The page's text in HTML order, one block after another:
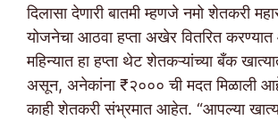
दिलासा देणारी बातमी म्हणजे नमो शेतकरी
योजनेचा आठवा हप्ता अखेर वितरित
महिन्यात हा हप्ता थेट शेतकऱ्यांच्या बँक
असून, अनेकांना ₹२००० ची मदत मिळाली
काही शेतकरी संभ्रमात आहेत. “आपल्या